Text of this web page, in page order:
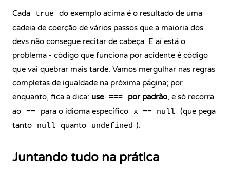
Cada true
do exemplo acima é o resultado de uma
cadeia de coerção de vários passos que a maioria dos
devs não consegue recitar de cabeça. E aí está o
problema - código que funciona por acidente é código
que vai quebrar mais tarde. Vamos mergulhar nas regras
completas de igualdade na próxima página; por
enquanto, fica a dica: use === por padrão, e só recorra
ao == para o idioma específico x == null (que pega
tanto
null quanto undefined ).
Juntando tudo na prática